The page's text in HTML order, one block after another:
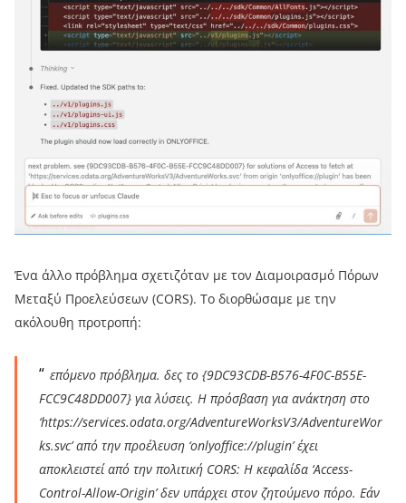
Ένα άλλο πρόβλημα σχετιζόταν με τον Διαμοιρασμό Πόρων
Μεταξύ Προελεύσεων (CORS). Το διορθώσαμε με την
ακόλουθη προτροπή:
επόμενο πρόβλημα. δες το {9DC93CDB-B576-4F0C-B55E-
FCC9C48DD007} για λύσεις. Η πρόσβαση για ανάκτηση στο
‘https://services.odata.org/AdventureWorksV3/AdventureWor
ks.svc’ από την προέλευση ‘onlyoffice://plugin’ έχει
αποκλειστεί από την πολιτική CORS: Η κεφαλίδα ‘Access-
Control-Allow-Origin’ δεν υπάρχει στον ζητούμενο πόρο. Εάν